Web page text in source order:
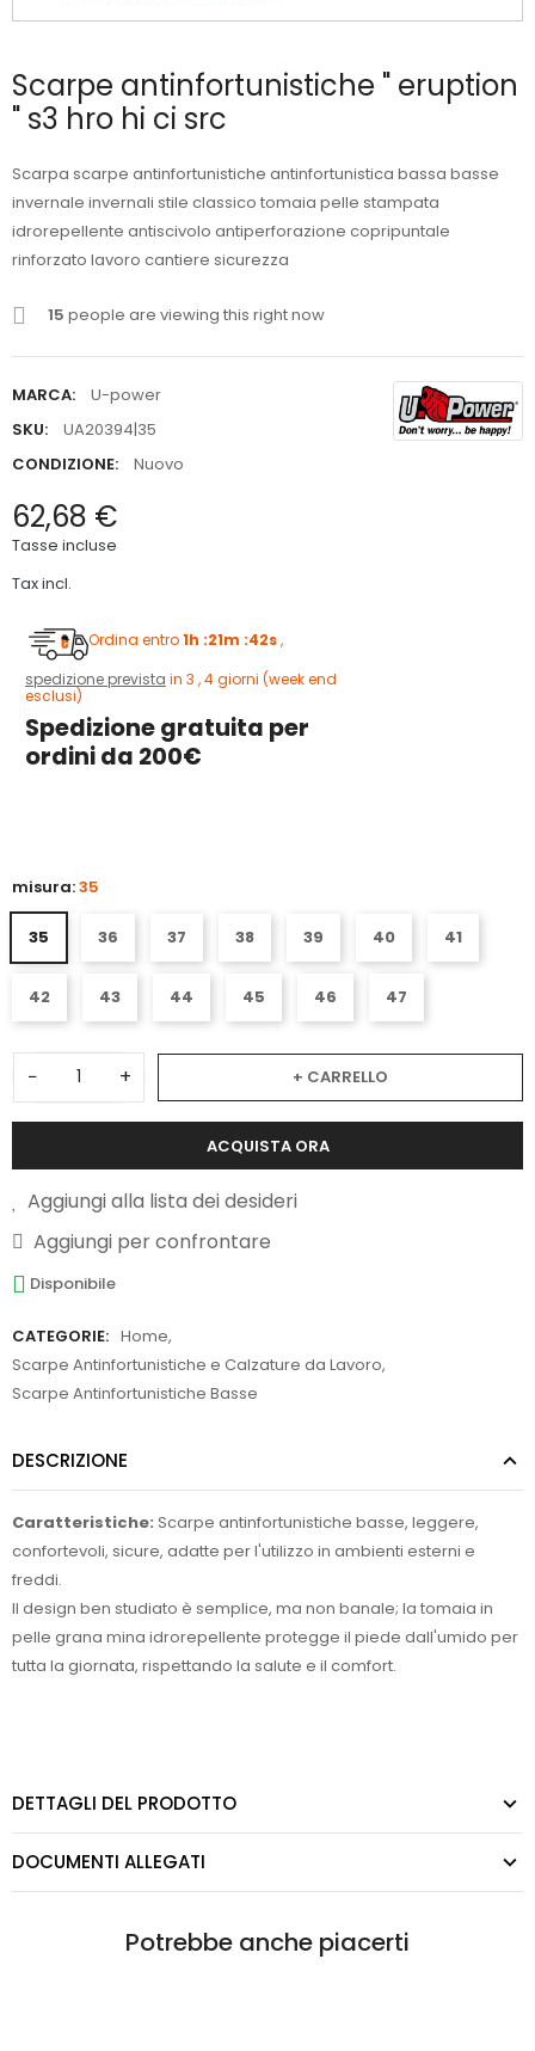
Scarpe antinfortunistiche " eruption
" s3 hro hi ci src
Scarpa scarpe antinfortunistiche antinfortunistica bassa basse
invernale invernali stile classico tomaia pelle stampata
idrorepellente antiscivolo antiperforazione copripuntale
rinforzato lavoro cantiere sicurezza
15 people are viewing this right now
MARCA:
U-power
SKU:
UA20394|35
CONDIZIONE:
Nuovo
62,68 €
Tasse incluse
Tax incl.
Ordina entro1h :21m :41s
spedizione prevista in 3 , 4 giorni (week end
esclusi)
Spedizione gratuita per
ordini da 200€
misura:35
35 36 37 38 39 40 41
42 43 44 45 46 47
− + + CARRELLO
ACQUISTA ORA
Aggiungi alla lista dei desideri
Aggiungi per confrontare
Disponibile
CATEGORIE: Home,
Scarpe Antinfortunistiche e Calzature da Lavoro,
Scarpe Antinfortunistiche Basse
DESCRIZIONE
Caratteristiche: Scarpe antinfortunistiche basse, leggere,
confortevoli, sicure, adatte per l'utilizzo in ambienti esterni e
freddi.
Il design ben studiato è semplice, ma non banale; la tomaia in
pelle grana mina idrorepellente protegge il piede dall'umido per
tutta la giornata, rispettando la salute e il comfort.
DETTAGLI DEL PRODOTTO
DOCUMENTI ALLEGATI
Potrebbe anche piacerti